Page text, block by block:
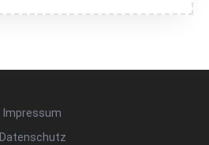
Impressum
Datenschutz